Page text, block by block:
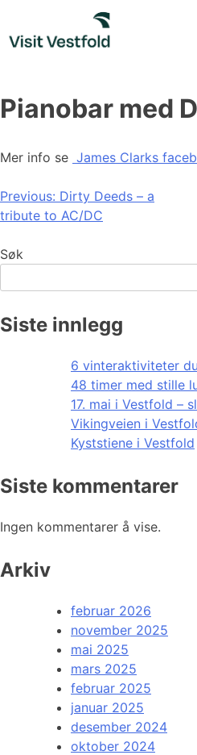
content
Pianobar med
Mer info se James Clarks
Innleggsnavigasjon
Previous: Dirty Deeds – a
tribute to AC/DC
Søk
Siste innlegg
6 vinteraktiviteter
48 timer med stille
17. mai i Vestfold –
Vikingveien i
Kyststiene i Vestfold
Siste kommentarer
Ingen kommentarer å vise.
Arkiv
februar 2026
november 2025
mai 2025
mars 2025
februar 2025
januar 2025
desember 2024
oktober 2024